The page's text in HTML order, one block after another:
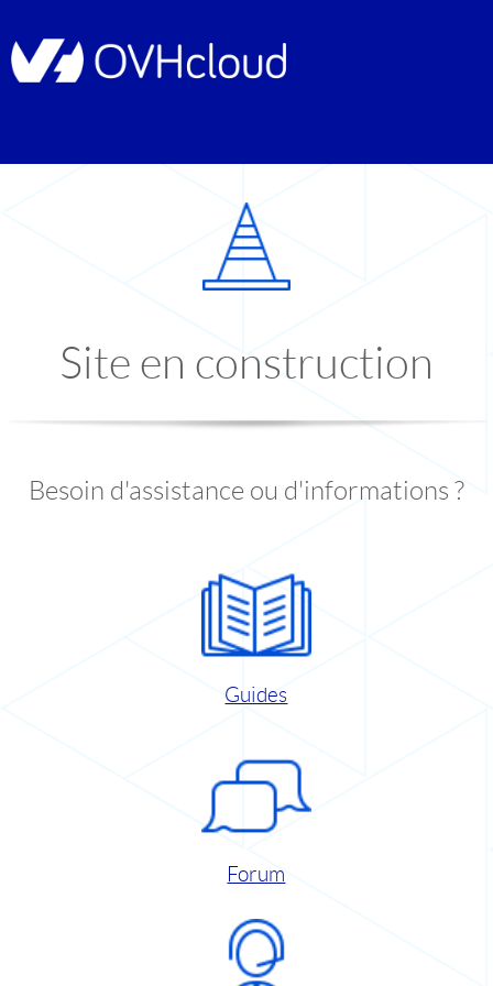
Site en construction
Besoin d'assistance ou d'informations ?
Guides
Forum